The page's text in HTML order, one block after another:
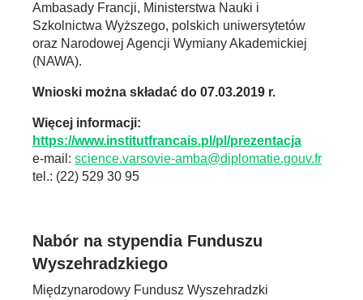
Ambasady Francji, Ministerstwa Nauki i
Szkolnictwa Wyższego, polskich uniwersytetów
oraz Narodowej Agencji Wymiany Akademickiej
(NAWA).
Wnioski można składać do 07.03.2019 r.
Więcej informacji:
https://www.institutfrancais.pl/pl/prezentacja
e-mail: science.varsovie-amba@diplomatie.gouv.fr
tel.: (22) 529 30 95
Nabór na stypendia Funduszu
Wyszehradzkiego
Międzynarodowy Fundusz Wyszehradzki